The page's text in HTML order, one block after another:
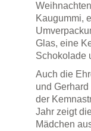
Kaugummi,
Glas, eine
Schokolade
Auch die
und
der
Jahr zeigt
Mädchen